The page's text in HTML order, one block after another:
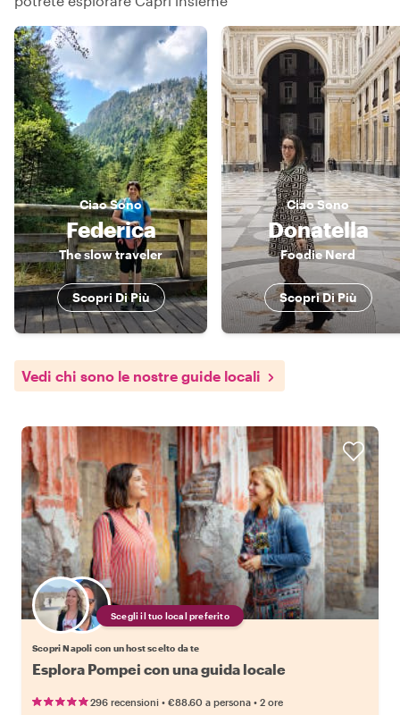
CiaoSono
Federica
The slow traveler
Scopri Di Più
CiaoSono
Donatella
Foodie Nerd
Scopri Di Più
Vedi chi sono le nostre guide locali
Scegli il tuo local preferito
Scopri Napoli con un host scelto da te
Esplora Pompei con una guida locale
296 recensioni • €88.60 a persona • 2 ore